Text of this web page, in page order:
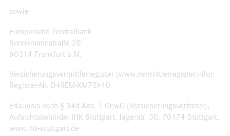
sowie
Europäische Zentralbank
Sonnemannstraße 20
60314 Frankfurt a.M.
Versicherungsvermittlerregister (www.vermittlerregister.info):
Register-Nr. D-HIEM-XM7SI-10
Erlaubnis nach § 34d Abs. 1 GewO (Versicherungsvertreter),
Aufsichtsbehörde: IHK Stuttgart, Jägerstr. 30, 70174 Stuttgart,
www.ihk-stuttgart.de